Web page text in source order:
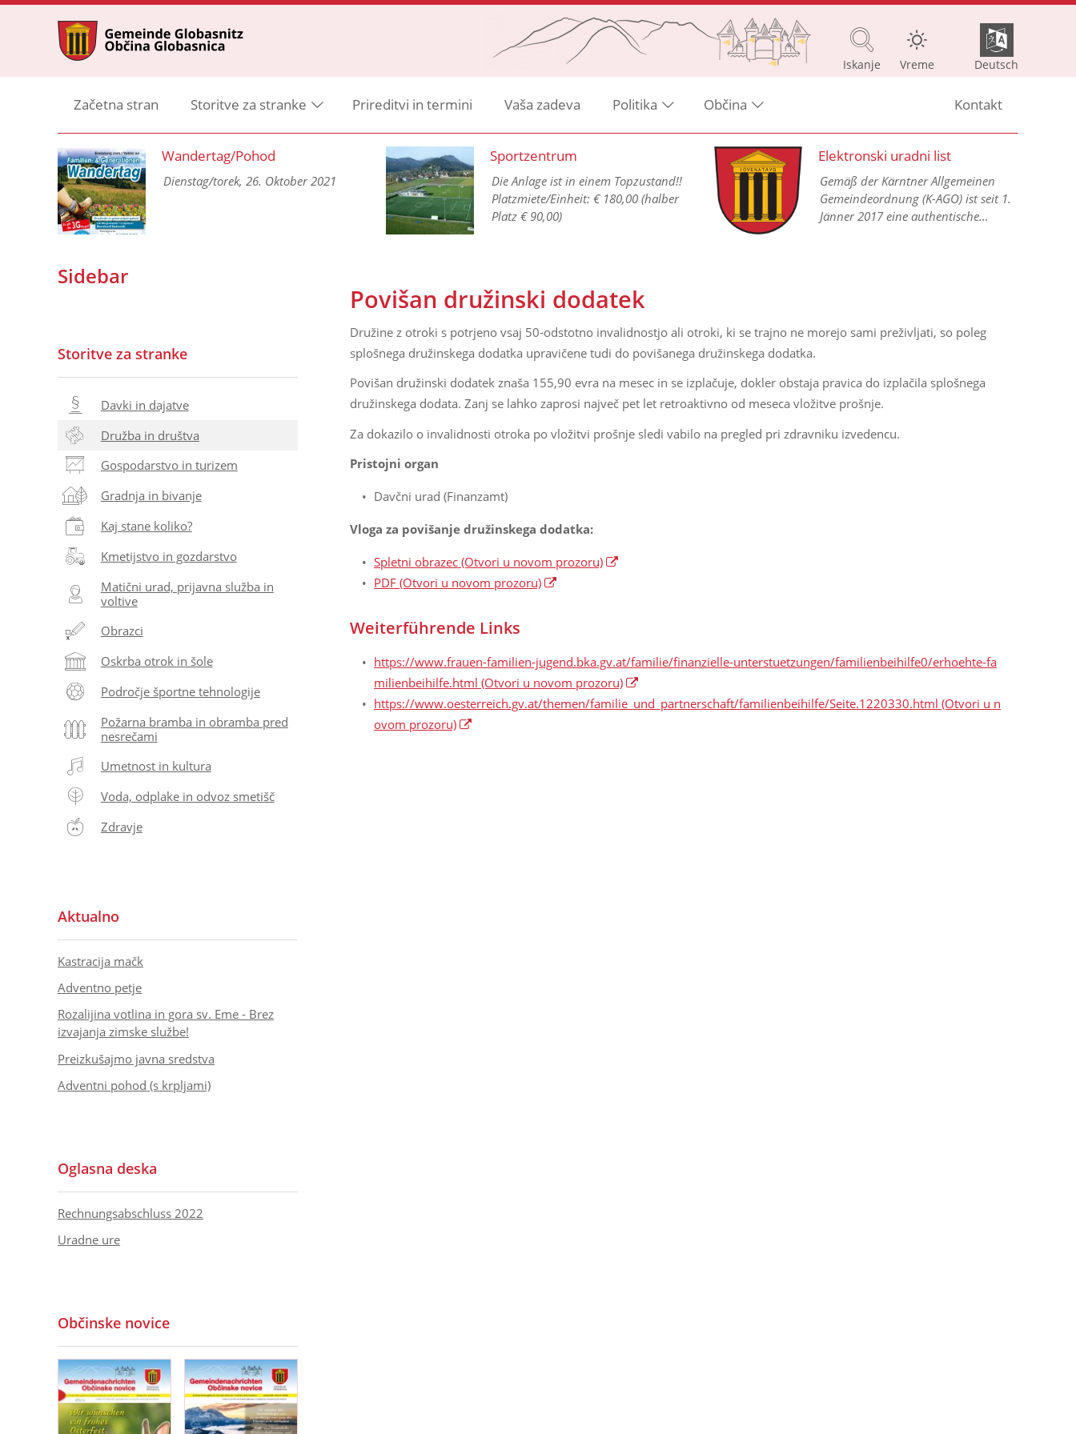
Iskanje Vreme Deutsch
Začetna stran Storitve za stranke Prireditvi in termini Vaša zadeva Politika Občina Kontakt
Wandertag/Pohod
Dienstag/torek, 26. Oktober 2021
Sportzentrum
Die Anlage ist in einem Topzustand!!
Platzmiete/Einheit: € 180,00 (halber
Platz € 90,00)
Elektronski uradni list
Gemäß der Kärntner Allgemeinen
Gemeindeordnung (K-AGO) ist seit 1.
Jänner 2017 eine authentische
Povišan družinski dodatek
Družine z otroki s potrjeno vsaj 50-odstotno invalidnostjo ali otroki, ki se trajno ne morejo sami preživljati, so poleg
splošnega družinskega dodatka upravičene tudi do povišanega družinskega dodatka.
Povišan družinski dodatek znaša 155,90 evra na mesec in se izplačuje, dokler obstaja pravica do izplačila splošnega
družinskega dodata. Zanj se lahko zaprosi največ pet let retroaktivno od meseca vložitve prošnje.
Za dokazilo o invalidnosti otroka po vložitvi prošnje sledi vabilo na pregled pri zdravniku izvedencu.
Pristojni organ
Davčni urad (Finanzamt)
Vloga za povišanje družinskega dodatka:
Spletni obrazec (Otvori u novom prozoru)
PDF (Otvori u novom prozoru)
Weiterführende Links
https://www.frauen-familien-jugend.bka.gv.at/familie/finanzielle-unterstuetzungen/familienbeihilfe0/erhoehte-fa
milienbeihilfe.html (Otvori u novom prozoru)
https://www.oesterreich.gv.at/themen/familie_und_partnerschaft/familienbeihilfe/Seite.1220330.html (Otvori u n
ovom prozoru)
Sidebar
Storitve za stranke
Davki in dajatve
Družba in društva
Gospodarstvo in turizem
Gradnja in bivanje
Kaj stane koliko?
Kmetijstvo in gozdarstvo
Matični urad, prijavna služba in
voltive
Obrazci
Oskrba otrok in šole
Področje športne tehnologije
Požarna bramba in obramba pred
nesrečami
Umetnost in kultura
Voda, odplake in odvoz smetišč
Zdravje
Aktualno
Kastracija mačk
Adventno petje
Rozalijina votlina in gora sv. Eme - Brez
izvajanja zimske službe!
Preizkušajmo javna sredstva
Adventni pohod (s krpljami)
Oglasna deska
Rechnungsabschluss 2022
Uradne ure
Občinske novice